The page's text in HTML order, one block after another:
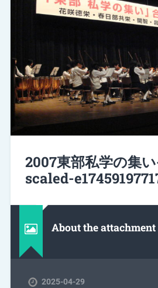
2007東部私学の集
scaled-
About the attachment
2025-04-29